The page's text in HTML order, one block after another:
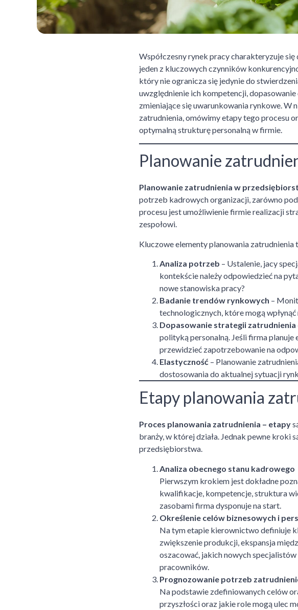
Współczesny rynek pracy charakteryzuje
jeden z kluczowych czynników
który nie ogranicza się jedynie do
uwzględnienie ich kompetencji,
zmieniające się uwarunkowania rynkowe. W
zatrudnienia, omówimy etapy tego procesu
optymalną strukturę personalną w firmie.
Planowanie
Planowanie zatrudnienia w
potrzeb kadrowych organizacji, zarówno
procesu jest umożliwienie firmie realizacji
zespołowi.
Kluczowe elementy planowania zatrudnienia
Analiza potrzeb – Ustalenie, jacy
kontekście należy odpowiedzieć na
nowe stanowiska pracy?
Badanie trendów rynkowych –
technologicznych, które mogą
Dopasowanie strategii
polityką personalną. Jeśli firma planuje
przewidzieć zapotrzebowanie na
Elastyczność – Planowanie
dostosowania do aktualnej sytuacji
Etapy planowania
Proces planowania zatrudnienia – etapy
branży, w której działa. Jednak pewne kroki
przedsiębiorstwa.
Analiza obecnego stanu kadrowego
Pierwszym krokiem jest dokładne
kwalifikacje, kompetencje, struktura
zasobami firma dysponuje na start.
Określenie celów biznesowych i
Na tym etapie kierownictwo definiuje
zwiększenie produkcji, ekspansja
oszacować, jakich nowych
pracowników.
Prognozowanie potrzeb
Na podstawie zdefiniowanych celów
przyszłości oraz jakie role mogą ulec